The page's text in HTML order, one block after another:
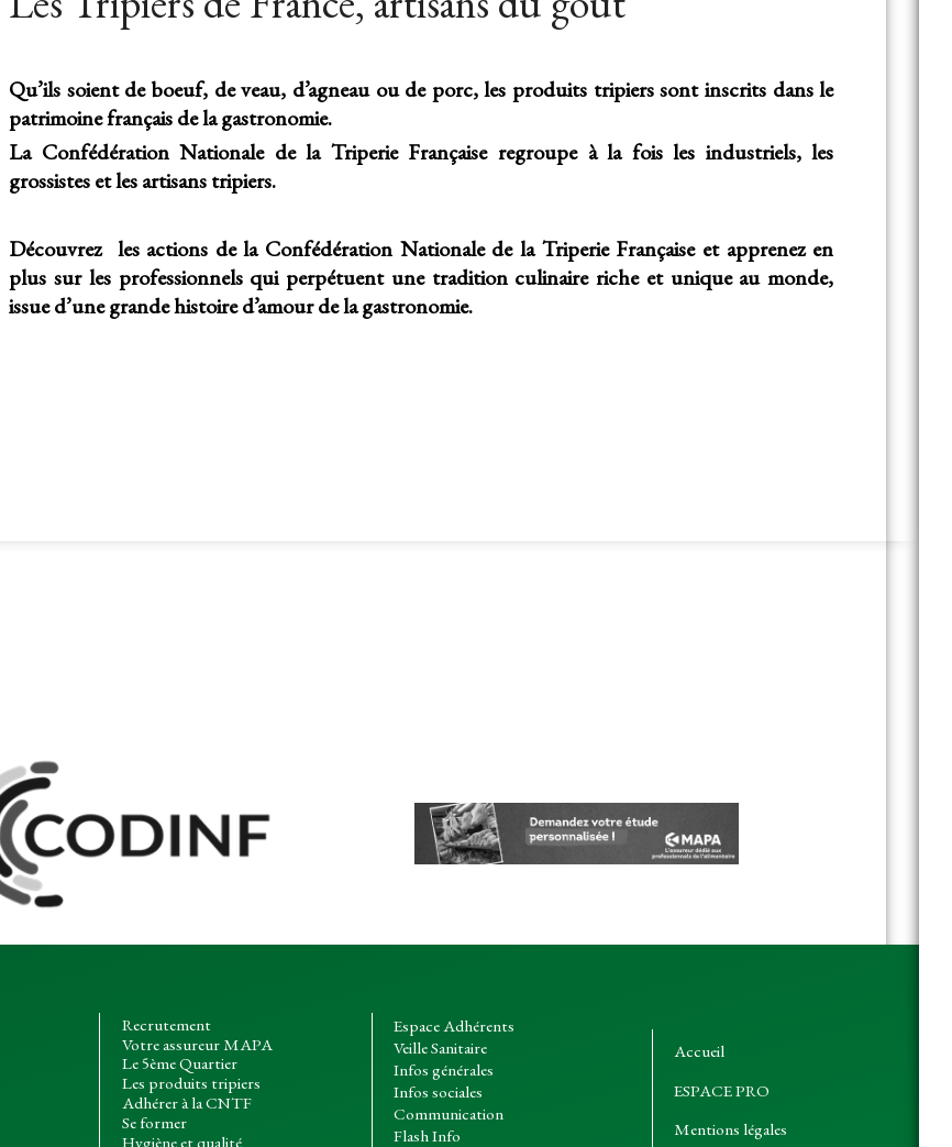
Qu’ils soient de boeuf, de veau, d’agneau ou de porc, les produits tripiers sont inscrits dans le
patrimoine français de la gastronomie.
La Confédération Nationale de la Triperie Française regroupe à la fois les industriels, les
grossistes et les artisans tripiers.
Découvrez les actions de la Confédération Nationale de la Triperie Française et apprenez en
plus sur les professionnels qui perpétuent une tradition culinaire riche et unique au monde,
issue d’une grande histoire d’amour de la gastronomie.
Recrutement
Votre assureur MAPA
Le 5ème Quartier
Les produits tripiers
Adhérer à la CNTF
Se former
Hygiène et qualité
Espace Adhérents
Veille Sanitaire
Infos générales
Infos sociales
Communication
Flash Info
Accueil
ESPACE PRO
Mentions légales